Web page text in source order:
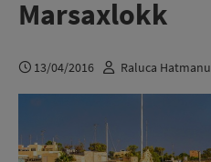
Marsaxlokk
13/04/2016 Raluca Hatmanu